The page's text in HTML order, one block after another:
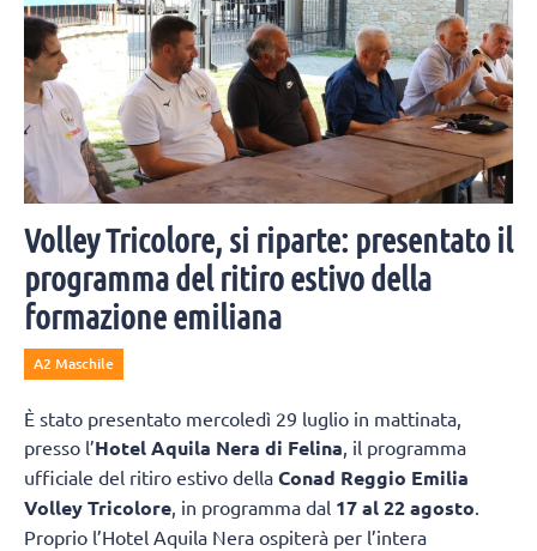
Volley Tricolore, si riparte: presentato il
programma del ritiro estivo della
formazione emiliana
A2 Maschile
È stato presentato mercoledì 29 luglio in mattinata,
presso l’Hotel Aquila Nera di Felina , il programma
ufficiale del ritiro estivo della Conad Reggio Emilia
Volley Tricolore , in programma dal 17 al 22 agosto
Proprio l’Hotel Aquila Nera ospiterà per l’intera